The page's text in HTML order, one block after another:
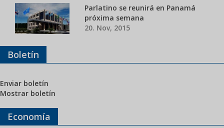
Parlatino se reunirá en Panamá
próxima semana
20. Nov, 2015
Boletín
Enviar boletín
Mostrar boletín
Economía